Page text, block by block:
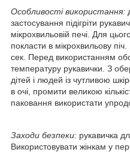
Особливості використання:
застосування підігріти
мікрохвильовій печі. Для
покласти в мікрохвильову
сек. Перед використанням
температуру рукавички. З
дітей і людей із чутливою
в очі, промити великою
паковання використати
Заходи безпеки: рукавичка
Використовувати жінкам у